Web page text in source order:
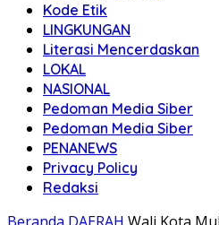
Kode Etik
LINGKUNGAN
Literasi Mencerdaskan
LOKAL
NASIONAL
Pedoman Media Siber
Pedoman Media Siber
PENANEWS
Privacy Policy
Redaksi